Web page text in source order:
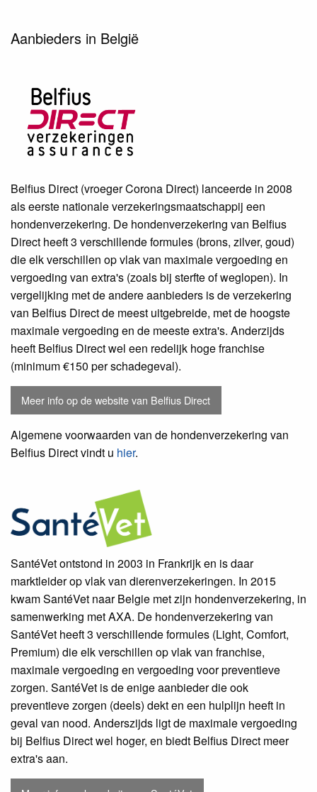
Aanbieders in België
Belfius Direct (vroeger Corona Direct) lanceerde in 2008
als eerste nationale verzekeringsmaatschappij een
hondenverzekering. De hondenverzekering van Belfius
Direct heeft 3 verschillende formules (brons, zilver, goud)
die elk verschillen op vlak van maximale vergoeding en
vergoeding van extra's (zoals bij sterfte of weglopen). In
vergelijking met de andere aanbieders is de verzekering
van Belfius Direct de meest uitgebreide, met de hoogste
maximale vergoeding en de meeste extra's. Anderzijds
heeft Belfius Direct wel een redelijk hoge franchise
(minimum €150 per schadegeval).
Meer info op de website van Belfius Direct
Algemene voorwaarden van de hondenverzekering van
Belfius Direct vindt u hier.
SantéVet ontstond in 2003 in Frankrijk en is daar
marktleider op vlak van dierenverzekeringen. In 2015
kwam SantéVet naar Belgie met zijn hondenverzekering, in
samenwerking met AXA. De hondenverzekering van
SantéVet heeft 3 verschillende formules (Light, Comfort,
Premium) die elk verschillen op vlak van franchise,
maximale vergoeding en vergoeding voor preventieve
zorgen. SantéVet is de enige aanbieder die ook
preventieve zorgen (deels) dekt en een hulplijn heeft in
geval van nood. Anderszijds ligt de maximale vergoeding
bij Belfius Direct wel hoger, en biedt Belfius Direct meer
extra's aan.